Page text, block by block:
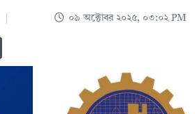
০৯ অক্টোবর ২০২৫, ০৩:০২ PM